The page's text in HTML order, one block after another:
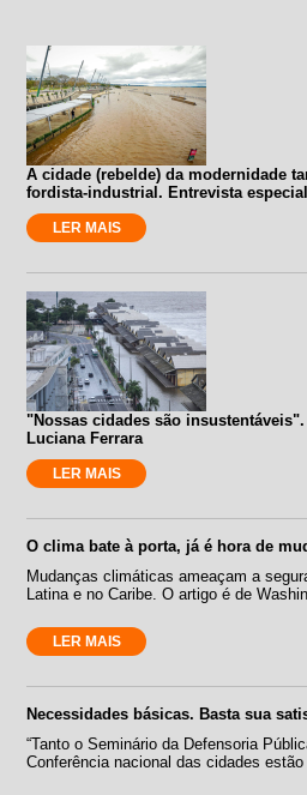
A cidade (rebelde) da modernidade
fordista-industrial. Entrevista
LER MAIS
"Nossas cidades são
Luciana Ferrara
LER MAIS
O clima bate à porta, já é hora de
Mudanças climáticas ameaçam a
Latina e no Caribe. O artigo é de
LER MAIS
Necessidades básicas. Basta sua
“Tanto o Seminário da Defensoria
Conferência nacional das cidades